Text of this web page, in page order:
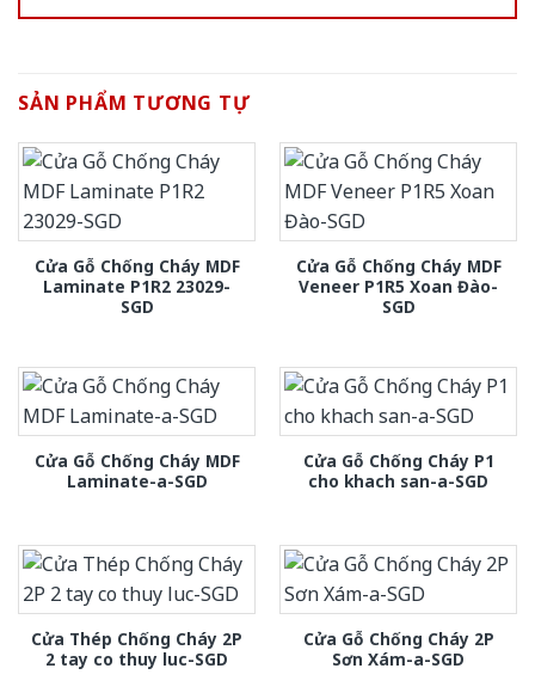
SẢN PHẨM TƯƠNG TỰ
Cửa Gỗ Chống Cháy MDF
Laminate P1R2 23029-
SGD
Cửa Gỗ Chống Cháy MDF
Veneer P1R5 Xoan Đào-
SGD
Cửa Gỗ Chống Cháy MDF
Laminate-a-SGD
Cửa Gỗ Chống Cháy P1
cho khach san-a-SGD
Cửa Thép Chống Cháy 2P
2 tay co thuy luc-SGD
Cửa Gỗ Chống Cháy 2P
Sơn Xám-a-SGD